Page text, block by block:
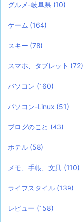
グルメ-岐阜県 (10)
ゲーム (164)
スキー (78)
スマホ、タブレット (72)
パソコン (160)
パソコン-Linux (51)
ブログのこと (43)
ホテル (58)
メモ、手帳、文具 (110)
ライフスタイル (139)
レビュー (158)